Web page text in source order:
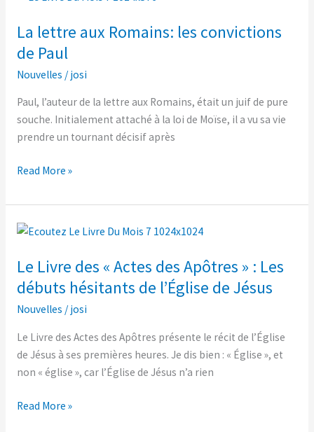
La lettre aux Romains: les convictions
de Paul
Nouvelles / josi
Paul, l’auteur de la lettre aux Romains, était un juif de pure
souche. Initialement attaché à la loi de Moïse, il a vu sa vie
prendre un tournant décisif après
aux
Romains:
convictions
de
Paul
Read More »
Le Livre des « Actes des Apôtres » : Les
débuts hésitants de l’Église de Jésus
Nouvelles / josi
Le Livre des Actes des Apôtres présente le récit de l’Église
de Jésus à ses premières heures. Je dis bien : « Église », et
non « église », car l’Église de Jésus n’a rien
Le
des
« Actes
Apôtres »
:
Les
débuts
de
Read More »